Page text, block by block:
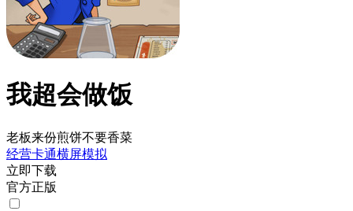
我超会做饭
老板来份煎饼不要香菜
经营卡通横屏模拟
立即下载
官方正版